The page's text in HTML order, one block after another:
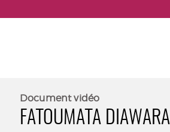
Document vidéo
FATOUMATA DIAWARA